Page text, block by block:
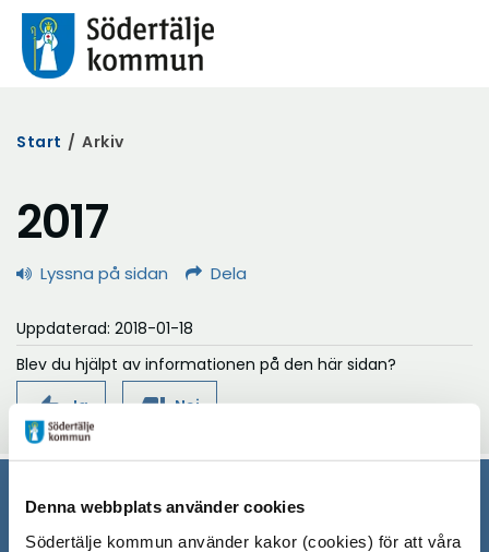
Denna webbplats använder cookies
Södertälje kommun använder kakor (cookies) för att våra
Start / Arkiv
2017
Lyssna på sidan Dela
Uppdaterad: 2018-01-18
Blev du hjälpt av informationen på den här sidan?
thumb_up Ja thumb_down Nej
Södertälje kommun